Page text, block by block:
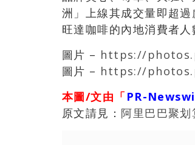
洲」上線其成交量即超
旺達咖啡的內地消費者人
圖片 – https://
圖片 – https://
本圖/文由「 PR-
原文請見： 阿里巴巴聚